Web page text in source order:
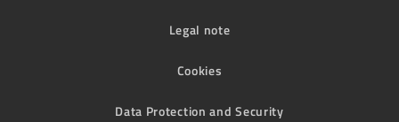
Legal note
Cookies
Data Protection and Security